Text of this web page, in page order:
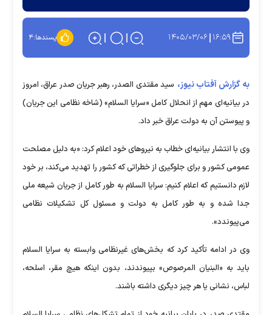
۱۶:۵۹ ۱۴۰۵/۰۳/۰۶ پسندها:۴
به گزارش آفتاب نیوز، سید مقتدی الصدر، رهبر جریان صدر عراق، امروز
در بیانیه‌ای مهم از انحلال کامل «سرایا السلام» (شاخه نظامی این جریان)
و پیوستن آن به دولت عراق خبر داد.
وی با انتشار بیانیه‌ای خطاب به نیرو‌های خود اعلام کرد: «به دلیل مصلحت
عمومی کشور و برای جلوگیری از خطراتی که کشور را تهدید می‌کند، بر خود
لازم دانستیم که اعلام کنیم: سرایا السلام به طور کامل از جریان شیعه ملی
جدا شده و به طور کامل به دولت و مسئول کل تشکیلات نظامی
می‌پیوندد».
وی در ادامه تأکید کرد که بخش‌های غیرنظامی وابسته به سرایا السلام
باید به «البنیان المرصوص» بپیوندند، بدون اینکه هیچ مقر، اسلحه،
لباس، نشانی یا هر چیز دیگری داشته باشند.